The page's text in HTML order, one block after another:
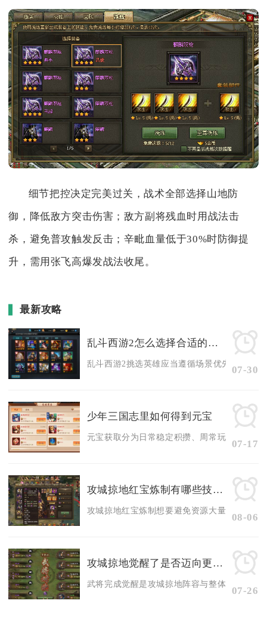
细节把控决定完美过关，战术全部选择山地防
御，降低敌方突击伤害；敌方副将残血时用战法击
杀，避免普攻触发反击；辛毗血量低于30%时防御提
升，需用张飞高爆发战法收尾。
最新攻略
乱斗西游2怎么选择合适的英雄
乱斗西游2挑选英雄应当遵循场景优先、阵容
07-30
少年三国志里如何得到元宝
元宝获取分为日常稳定积攒、周常玩法产出、
07-17
攻城掠地红宝炼制有哪些技巧值得探讨
攻城掠地红宝炼制想要避免资源大量浪费，核
08-06
攻城掠地觉醒了是否迈向更高层次
武将完成觉醒是攻城掠地阵容与整体实力跨越
07-26